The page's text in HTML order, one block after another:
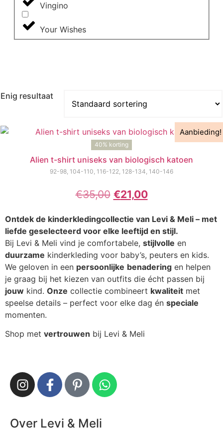
Vingino
Your Wishes
Enig resultaat
Aanbieding!
40% korting
Alien t-shirt uniseks van biologisch katoen
92-98, 104-110, 116-122, 128-134, 140-146
€35,00 €21,00
Ontdek de kinderkledingcollectie van Levi & Meli – met
liefde geselecteerd voor elke leeftijd en stijl.
Bij Levi & Meli vind je comfortabele, stijlvolle en
duurzame kinderkleding voor baby’s, peuters en kids.
We geloven in een persoonlijke benadering en helpen
je graag bij het kiezen van outfits die écht passen bij
jouw kind. Onze collectie combineert kwaliteit met
speelse details – perfect voor elke dag én speciale
momenten.
Shop met vertrouwen bij Levi & Meli
Over Levi & Meli